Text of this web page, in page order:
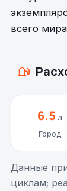
всего
6.5л
Город
Данные
циклам;